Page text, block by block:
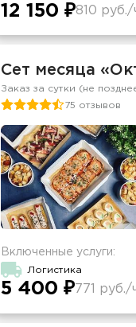
12 150 ₽810 руб./
Сет месяца
Заказ за сутки (не
75 отзывов
Включенные услуги:
Логистика
5 400 ₽ 771 руб./